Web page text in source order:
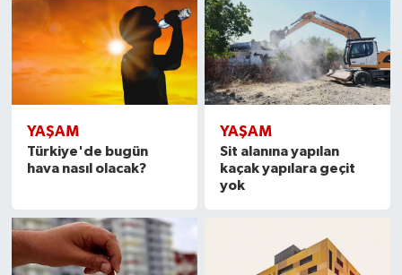
YAŞAM
Türkiye'de bugün
hava nasıl olacak?
YAŞAM
Sit alanına yapılan
kaçak yapılara geçit
yok